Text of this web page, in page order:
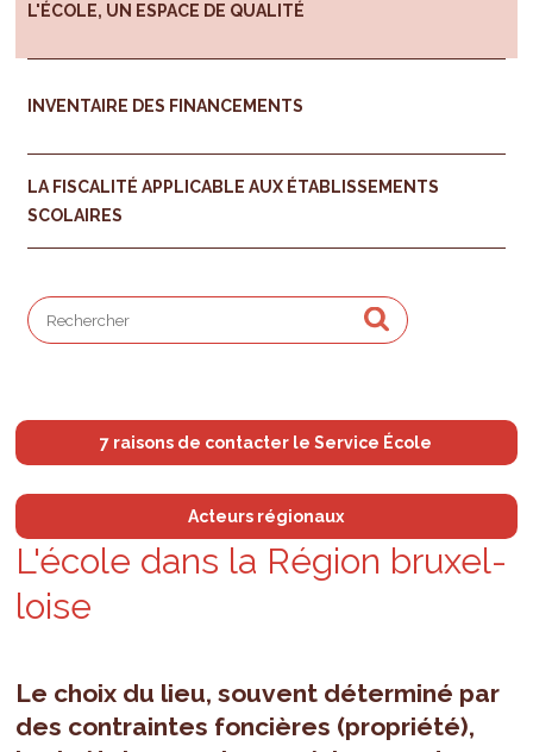
L'ÉCOLE, UN ESPACE DE QUALITÉ
INVENTAIRE DES FINANCEMENTS
LA FISCALITÉ APPLICABLE AUX ÉTABLISSEMENTS
SCOLAIRES
7 raisons de contacter le Service École
Acteurs régionaux
L'é­cole dans la Région bruxel­
loise
Le choix du lieu, souvent déterminé par
des contraintes foncières (propriété),